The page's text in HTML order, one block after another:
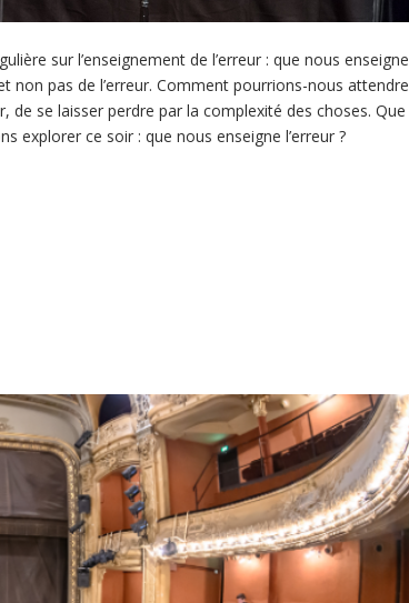
sur l’enseignement de l’erreur : que nous enseigne
non pas de l’erreur. Comment pourrions-nous attendre
de se laisser perdre par la complexité des choses. Que
explorer ce soir : que nous enseigne l’erreur ?